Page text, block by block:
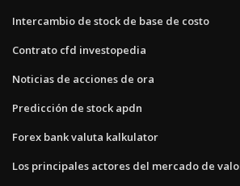
Intercambio de stock de base de costo
Contrato cfd investopedia
Noticias de acciones de ora
Predicción de stock apdn
Forex bank valuta kalkulator
Los principales actores del mercado de